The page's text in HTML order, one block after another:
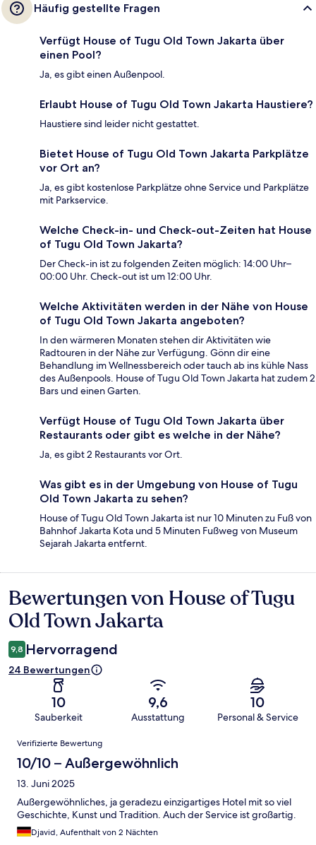
Häufig gestellte Fragen
Verfügt House of Tugu Old Town Jakarta über
einen Pool?
Ja, es gibt einen Außenpool.
Erlaubt House of Tugu Old Town Jakarta Haustiere?
Haustiere sind leider nicht gestattet.
Bietet House of Tugu Old Town Jakarta Parkplätze
vor Ort an?
Ja, es gibt kostenlose Parkplätze ohne Service und Parkplätze
mit Parkservice.
Welche Check-in- und Check-out-Zeiten hat House
of Tugu Old Town Jakarta?
Der Check-in ist zu folgenden Zeiten möglich: 14:00 Uhr–
00:00 Uhr. Check-out ist um 12:00 Uhr.
Welche Aktivitäten werden in der Nähe von House
of Tugu Old Town Jakarta angeboten?
In den wärmeren Monaten stehen dir Aktivitäten wie
Radtouren in der Nähe zur Verfügung. Gönn dir eine
Behandlung im Wellnessbereich oder tauch ab ins kühle Nass
des Außenpools. House of Tugu Old Town Jakarta hat zudem 2
Bars und einen Garten.
Verfügt House of Tugu Old Town Jakarta über
Restaurants oder gibt es welche in der Nähe?
Ja, es gibt 2 Restaurants vor Ort.
Was gibt es in der Umgebung von House of Tugu
Old Town Jakarta zu sehen?
House of Tugu Old Town Jakarta ist nur 10 Minuten zu Fuß von
Bahnhof Jakarta Kota und 5 Minuten Fußweg von Museum
Sejarah Jakarta entfernt.
Bewertungen
Bewertungen von House of Tugu
Old Town Jakarta
9,8 Hervorragend
24 Bewertungen
10
Sauberkeit
9,6
Ausstattung
10
Personal & Service
Bewertungen
Verifizierte Bewertung
10/10 – Außergewöhnlich
13. Juni 2025
Außergewöhnliches, ja geradezu einzigartiges Hotel mit so viel
Geschichte, Kunst und Tradition. Auch der Service ist großartig.
Djavid, Aufenthalt von 2 Nächten